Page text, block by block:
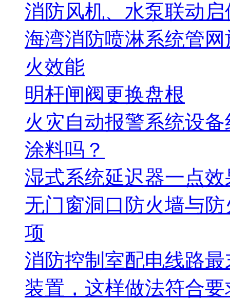
消防风机、水泵联动
海湾消防喷淋系统管
火效能
明杆闸阀更换盘根
火灾自动报警系统设
涂料吗？
湿式系统延迟器一点
无门窗洞口防火墙与
项
消防控制室配电线路
装置，这样做法符合